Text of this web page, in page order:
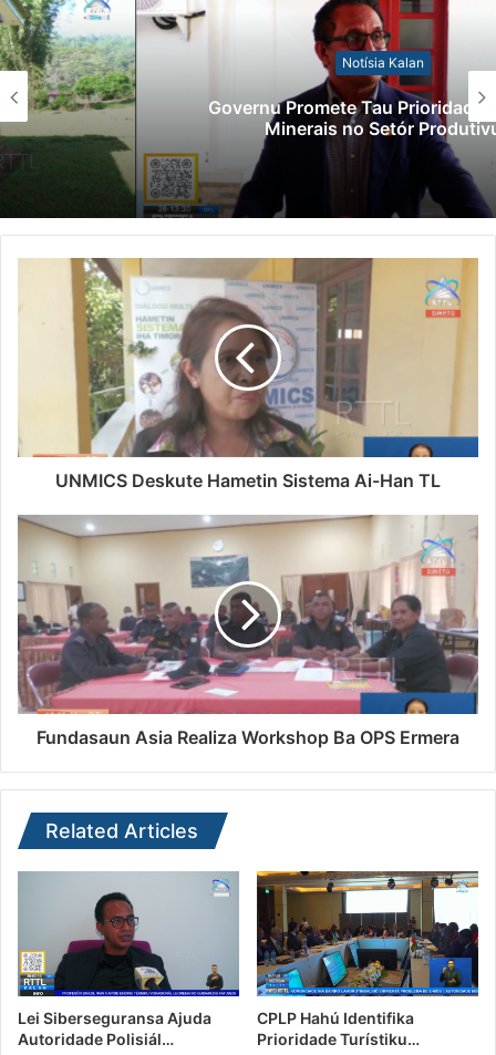
Governu Promete Tau Prioridade ba Setór
Minerais no Setór Produtivu
UNMICS Deskute Hametin Sistema Ai-Han TL
Fundasaun Asia Realiza Workshop Ba OPS Ermera
Related Articles
Lei Siberseguransa Ajuda
Autoridade Polisiál…
CPLP Hahú Identifika
Prioridade Turístiku…